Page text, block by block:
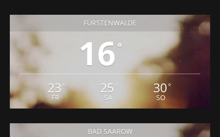
FÜRSTENWALDE
16 °
23 °
FR
25 °
SA
30 °
SO
BAD SAAROW